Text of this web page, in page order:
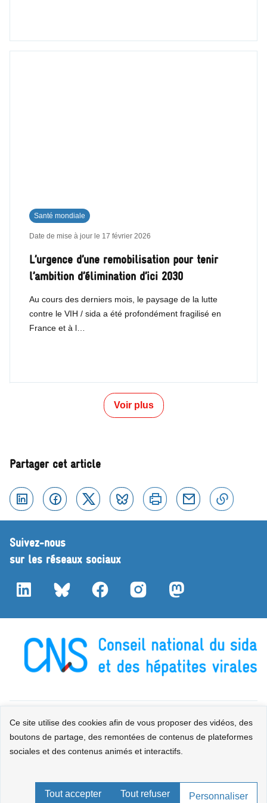
Ce site utilise des cookies afin de vous proposer des vidéos, des
boutons de partage, des remontées de contenus de plateformes
sociales et des contenus animés et interactifs.
Tout accepter Tout refuser Personnaliser
L’urgence d’une remobilisation pour tenir
l’ambition d’élimination d’ici 2030
Au cours des derniers mois, le paysage de la lutte
contre le VIH / sida a été profondément fragilisé en
France et à l…
Santé mondiale
Date de mise à jour le 17 février 2026
Voir plus
Partager cet article
Linkedin FacebookTwitter Bluesky Imprimer Courriel
Suivez-nous
sur les réseaux sociaux
LinkedIn Bluesky FacebookInstagram
conforme Données personnelles Gestion des cookies